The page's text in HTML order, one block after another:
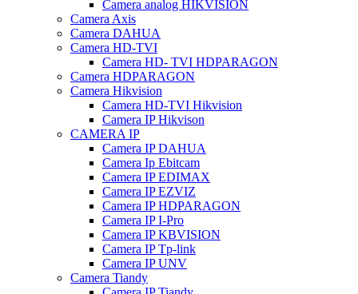
Camera analog HIKVISION
Camera Axis
Camera DAHUA
Camera HD-TVI
Camera HD- TVI HDPARAGON
Camera HDPARAGON
Camera Hikvision
Camera HD-TVI Hikvision
Camera IP Hikvison
CAMERA IP
Camera IP DAHUA
Camera Ip Ebitcam
Camera IP EDIMAX
Camera IP EZVIZ
Camera IP HDPARAGON
Camera IP I-Pro
Camera IP KBVISION
Camera IP Tp-link
Camera IP UNV
Camera Tiandy